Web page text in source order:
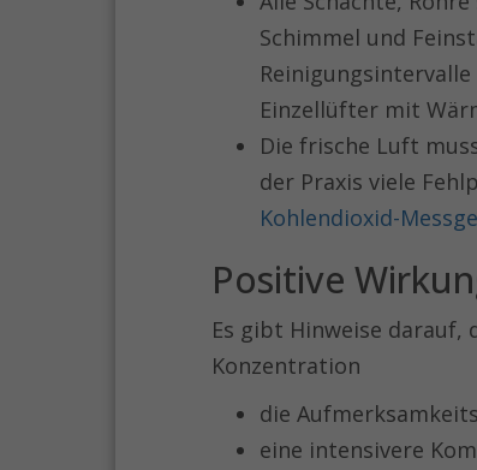
Schimmel und
Einzellüfter mit
Die frische Luft
der Praxis viele
Kohlendioxid-
Positive
Es gibt Hinweise darauf,
Konzentration
die
eine intensivere